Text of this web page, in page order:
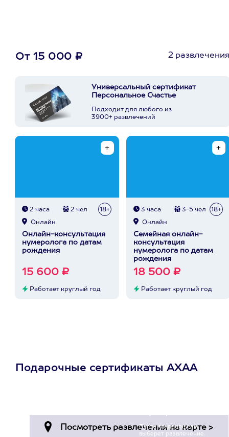
От 15 000 ₽ 2
Универсальный сертификат
Персональное Счастье
Подходит для любого из
3900+ развлечений
2 часа 2 чел 18+
Онлайн
Онлайн-консультация
нумеролога по датам
рождения
15 600 ₽
Работает круглый год
3 часа 3-5 чел 18+
Онлайн
Семейная онлайн-
консультация
нумеролога по датам
рождения
18 500 ₽
Работает круглый год
Подарочные сертификаты АХАА
Пусть владелец сам
выберет развлечение.